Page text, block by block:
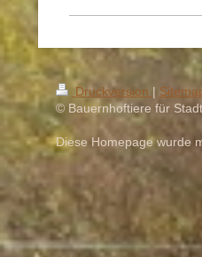
Druckversion |
© Bauernhoftiere für
Diese Homepage wurde